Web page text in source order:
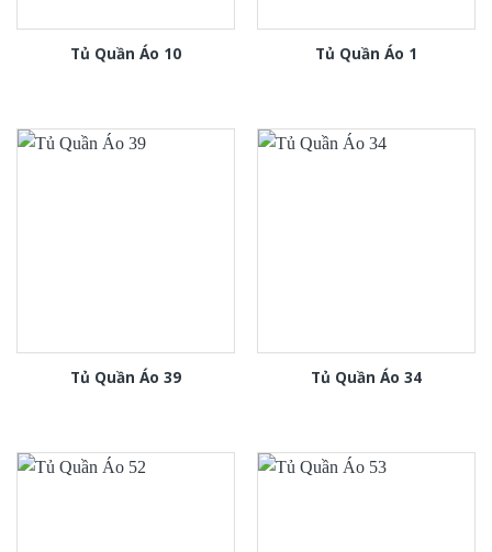
Tủ Quần Áo 10 Tủ Quần Áo 1
Tủ Quần Áo 39 Tủ Quần Áo 34